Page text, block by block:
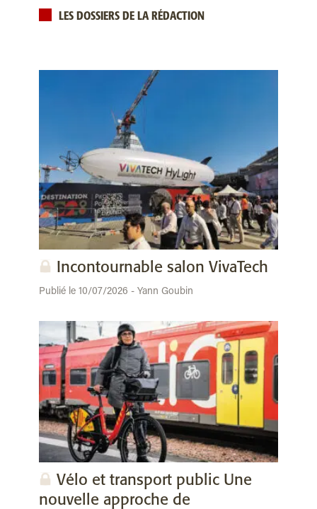
LES DOSSIERS DE LA RÉDACTION
Incontournable salon VivaTech
Publié le 10/07/2026 - Yann Goubin
Vélo et transport public Une
nouvelle approche de